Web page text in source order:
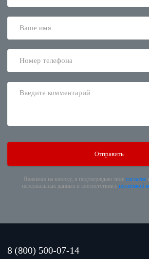
Нажимая на кнопку, я подтверждаю свое согласие
персональных данных в соответствии с политикой
8 (800) 500-07-14